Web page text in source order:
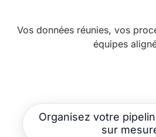
Vos données réunies, vos
équipes
Organisez votre
sur